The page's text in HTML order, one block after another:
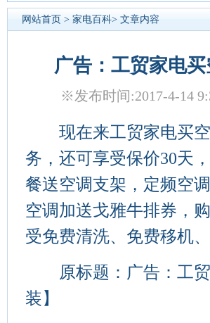
网站首页 > 家电百科> 文章内容
广告：工贸家电
※发布时间:2017-4-14
现在来工贸家电买空
务，还可享受保价30天
餐送空调支架，定频空
空调加送戈雅牛排券，
受免费清洗、免费移机
原标题：广告：工贸
装】